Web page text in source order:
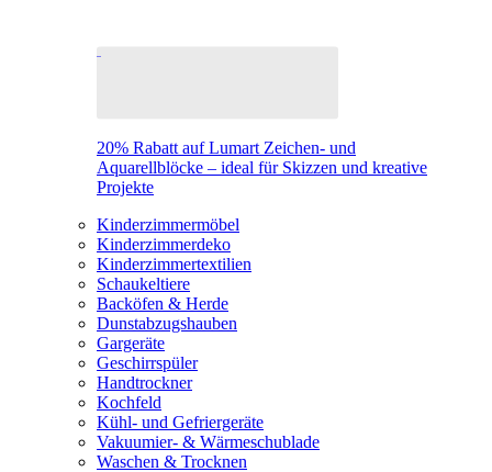
20% Rabatt auf Lumart Zeichen- und
Aquarellblöcke – ideal für Skizzen und kreative
Projekte
Kinderzimmermöbel
Kinderzimmerdeko
Kinderzimmertextilien
Schaukeltiere
Backöfen & Herde
Dunstabzugshauben
Gargeräte
Geschirrspüler
Handtrockner
Kochfeld
Kühl- und Gefriergeräte
Vakuumier- & Wärmeschublade
Waschen & Trocknen